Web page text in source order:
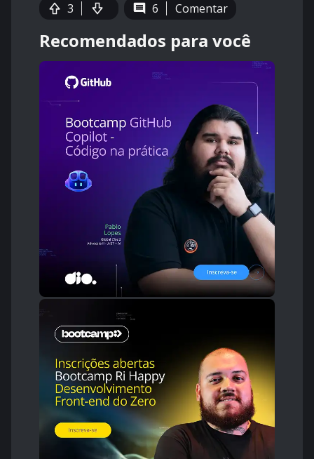
3 6 Comentar
Recomendados para você